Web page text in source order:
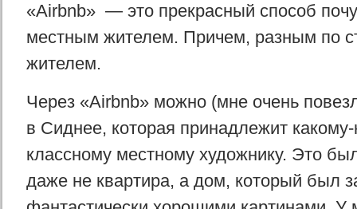
«Airbnb» — это прекрасный способ
местным жителем. Причем, разным по
жителем.
Через «Airbnb» можно (мне очень
в Сиднее, которая принадлежит
классному местному художнику. Это
даже не квартира, а дом, который был